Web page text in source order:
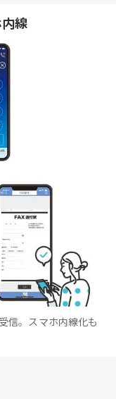
線
信。スマホ内線化も